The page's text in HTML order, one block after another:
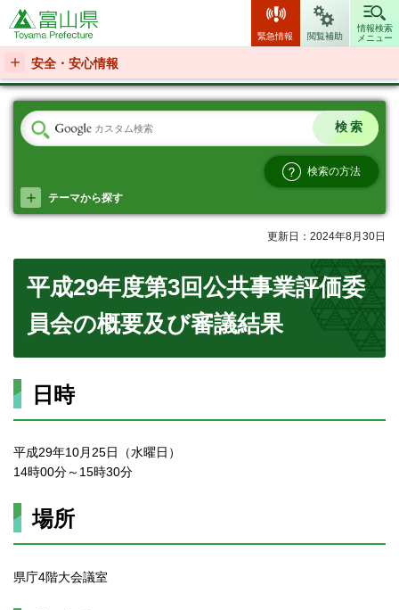
富山県
緊急情報 閲覧補助
情報検索
メニュー
安全・安心情報
検索の方法
テーマから探す
更新日：2024年8月30日
平成29年度第3回公共事業評価委
員会の概要及び審議結果
日時
平成29年10月25日（水曜日）
14時00分～15時30分
場所
県庁4階大会議室